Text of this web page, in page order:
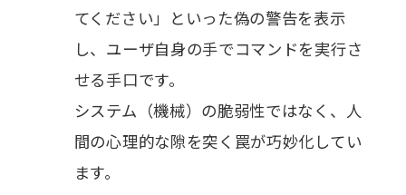
てください」といった偽の警告を表示
し、ユーザ自身の手でコマンドを実行さ
せる手口です。
システム（機械）の脆弱性ではなく、人
間の心理的な隙を突く罠が巧妙化してい
ます。